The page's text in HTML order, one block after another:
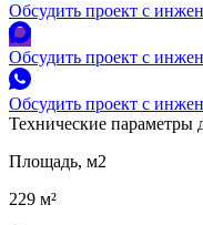
Обсудить проект с
Обсудить проект с
Обсудить проект с
Технические параметры
Площадь, м2
229 м²